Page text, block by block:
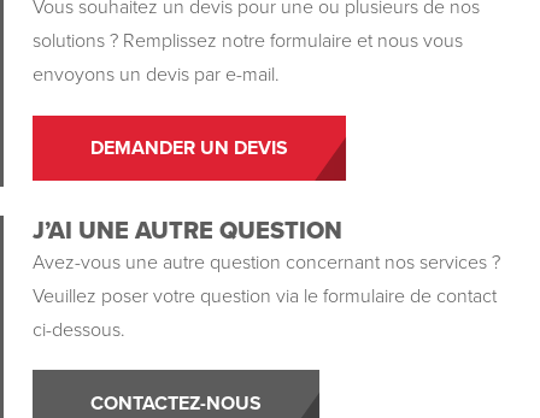
Vous souhaitez un devis pour une ou plusieurs de nos
solutions ? Remplissez notre formulaire et nous vous
envoyons un devis par e-mail.
DEMANDER UN DEVIS
J’AI UNE AUTRE QUESTION
Avez-vous une autre question concernant nos services ?
Veuillez poser votre question via le formulaire de contact
ci-dessous.
CONTACTEZ-NOUS